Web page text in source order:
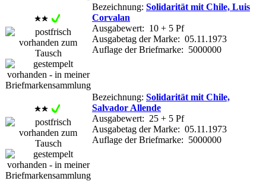
Bezeichnung: Solidarität mit Chile, Luis
Corvalan
Ausgabewert: 10 + 5 Pf
Ausgabetag der Marke: 05.11.1973
Auflage der Briefmarke: 5000000
Bezeichnung: Solidarität mit Chile,
Salvador Allende
Ausgabewert: 25 + 5 Pf
Ausgabetag der Marke: 05.11.1973
Auflage der Briefmarke: 5000000